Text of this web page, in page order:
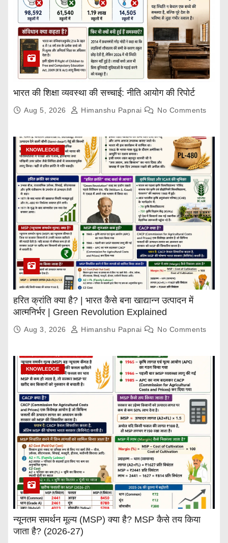
भारत की शिक्षा व्यवस्था की सच्चाई: नीति आयोग की रिपोर्ट
Aug 5, 2026 Himanshu Papnai No Comments
KNOWLEDGE
हरित क्रांति क्या है? | भारत कैसे बना खाद्यान्न उत्पादन में
आत्मनिर्भर | Green Revolution Explained
Aug 3, 2026 Himanshu Papnai No Comments
KNOWLEDGE
न्यूनतम समर्थन मूल्य (MSP) क्या है? MSP कैसे तय किया
जाता है? (2026-27)